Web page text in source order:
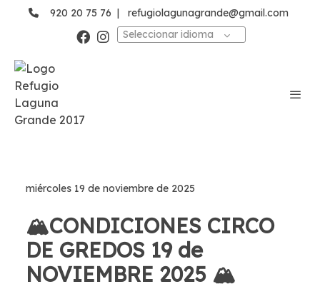
920 20 75 76 |
refugiolagunagrande@gmail.com
Seleccionar idioma
miércoles 19 de noviembre de 2025
🏔️CONDICIONES CIRCO
DE GREDOS 19 de
NOVIEMBRE 2025 🏔️